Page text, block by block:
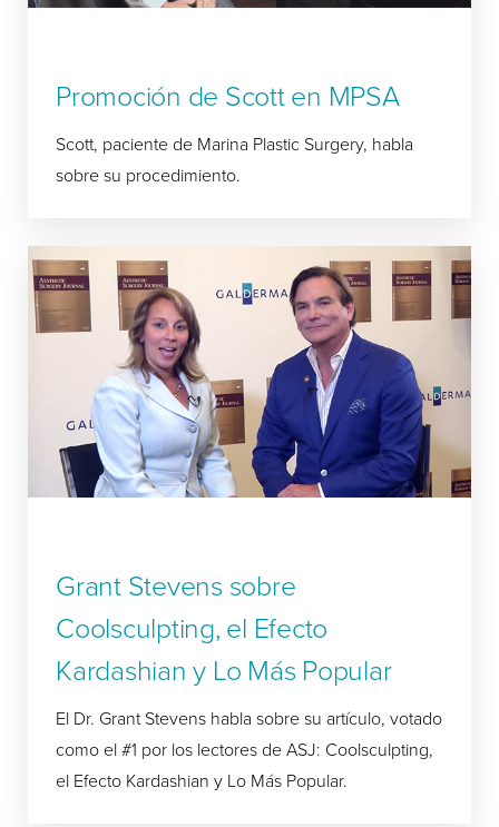
Promoción de Scott en MPSA
Scott, paciente de Marina Plastic Surgery, habla
sobre su procedimiento.
Grant Stevens sobre
Coolsculpting, el Efecto
Kardashian y Lo Más Popular
El Dr. Grant Stevens habla sobre su artículo, votado
como el #1 por los lectores de ASJ: Coolsculpting,
el Efecto Kardashian y Lo Más Popular.